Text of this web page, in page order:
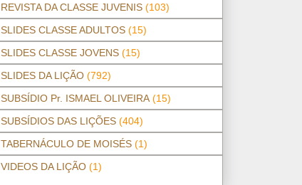
REVISTA DA CLASSE JUVENIS (103)
SLIDES CLASSE ADULTOS (15)
SLIDES CLASSE JOVENS (15)
SLIDES DA LIÇÃO (792)
SUBSÍDIO Pr. ISMAEL OLIVEIRA (15)
SUBSÍDIOS DAS LIÇÕES (404)
TABERNÁCULO DE MOISÉS (1)
VIDEOS DA LIÇÃO (1)